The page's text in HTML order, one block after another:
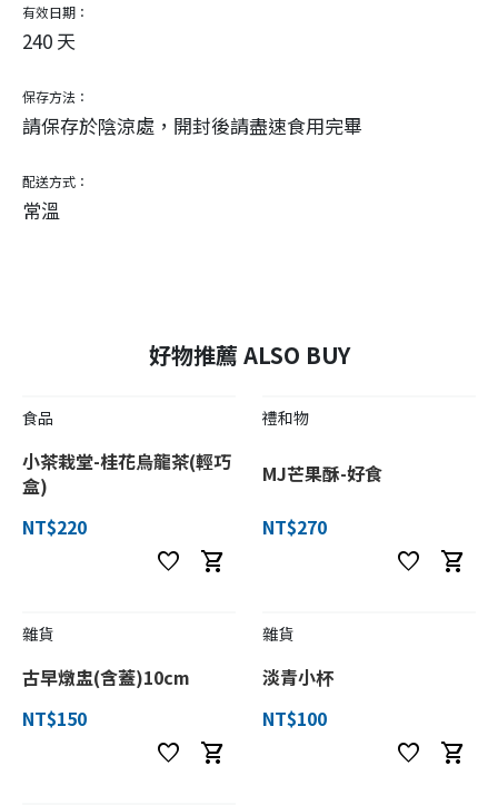
有效日期：
240 天
保存方法：
請保存於陰涼處，開封後請盡速食用完畢
配送方式：
常溫
好物推薦 ALSO BUY
食品
小茶栽堂-桂花烏龍茶(輕巧
盒)
NT$220
favorite shopping_cart
禮和物
MJ芒果酥-好食
NT$270
favorite shopping_cart
雜貨
古早燉盅(含蓋)10cm
NT$150
favorite shopping_cart
雜貨
淡青小杯
NT$100
favorite shopping_cart